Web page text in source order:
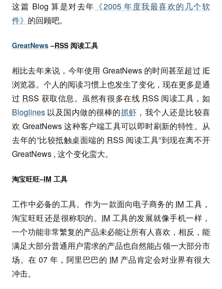
这篇 Blog 算是对去年 《2005 年度我最喜欢的几个软
件》 的回顾吧。
GreatNews–RSS 阅读工具
相比去年来说，今年使用 GreatNews 的时间甚至超过 IE
浏览器。个人的阅读习惯上也发生了变化，现在更多是通
过 RSS 获取信息。虽然有很多在线 RSS 阅读工具，如
Bloglines 以及国内做的很棒的抓虾 ，我个人还是比较喜
欢 GreatNews 这种客户端工具可以即时刷新的特性。从
去年的”比较抵触桌面端的 RSS 阅读工具”到现在离不开
GreatNews , 这个变化蛮大。
淘宝旺旺–IM 工具
工作中必备的工具。作为一款面向电子商务的 IM工具，
淘宝旺旺还是很称职的。 IM 工具的发展就像手机一样，
一个功能非常繁复的产品未必能让所有人喜欢，相反，能
满足大部分普通用户需求的产品也自然能占领一大部分市
场。在 07 年，阿里巴巴的 IM 产品肯定会对业界有很大
冲击。